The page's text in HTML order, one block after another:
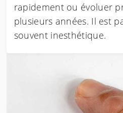
rapidement ou évoluer
plusieurs années. Il est
souvent inesthétique.